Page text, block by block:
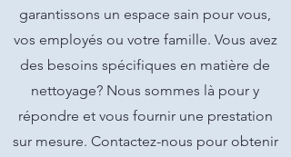
garantissons un espace sain pour vous,
vos employés ou votre famille. Vous avez
des besoins spécifiques en matière de
nettoyage? Nous sommes là pour y
répondre et vous fournir une prestation
sur mesure. Contactez-nous pour obtenir